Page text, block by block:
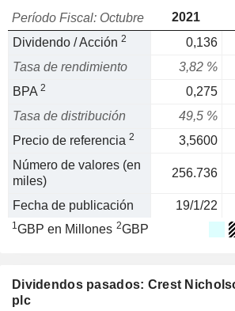
Período Fiscal: Octubre 2021
Dividendo / Acción 2 0,136
Tasa de rendimiento
3,82 %
BPA 2 0,275
Tasa de distribución
49,5 %
Precio de referencia 2 3,5600
Número de valores (en
miles)
256.736
Fecha de publicación 19/1/22
1GBP en Millones 2GBP
Dividendos pasados: Crest
plc